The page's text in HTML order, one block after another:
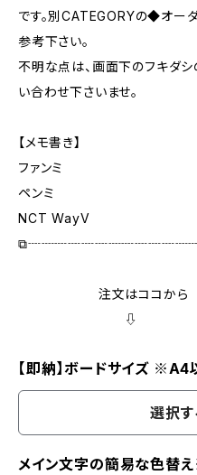
です。別CATEGORYの◆オー
参考下さい。
不明な点は、画面下のフキダ
い合わせ下さいませ。
【メモ書き】
ファンミ
ペンミ
NCT WayV
注文はココから
⇩
【即納】ボードサイズ
選択す
メイン文字の簡易な色替